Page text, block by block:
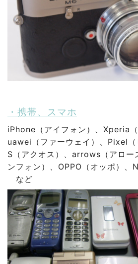
・携帯、スマホ
iPhone（アイフォン）、Xperia
uawei（ファーウェイ）、Pixel
S（アクオス）、arrows（アロー
ンフォン）、OPPO（オッポ）、
など